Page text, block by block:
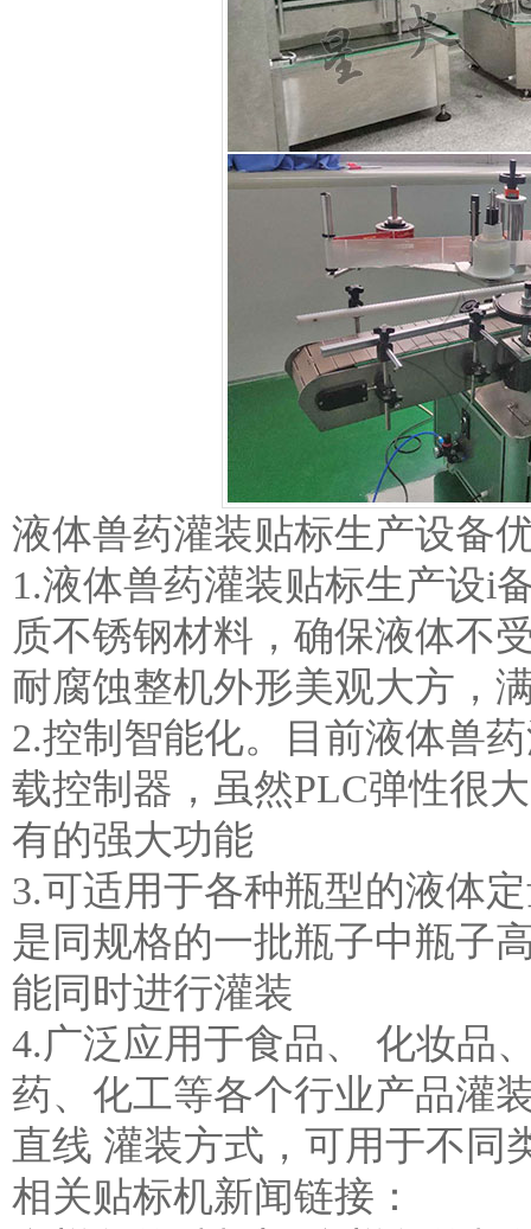
液体兽药灌装贴标生产设备
1.液体兽药灌装贴标生产设i
质不锈钢材料，确保液体不
耐腐蚀整机外形美观大方，
2.控制智能化。目前液体兽
载控制器，虽然PLC弹性很
有的强大功能
3.可适用于各种瓶型的液体
是同规格的一批瓶子中瓶子
能同时进行灌装
4.广泛应用于食品、 化妆品
药、化工等各个行业产品灌
直线 灌装方式，可用于不同
相关贴标机新闻链接：